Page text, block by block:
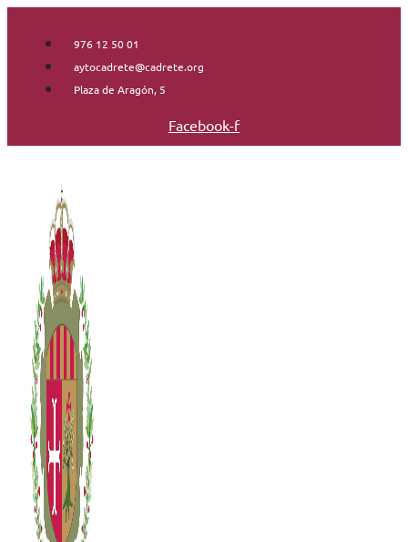
contenido
976 12 50 01
aytocadrete@cadrete.org
Plaza de Aragón, 5
Facebook-f